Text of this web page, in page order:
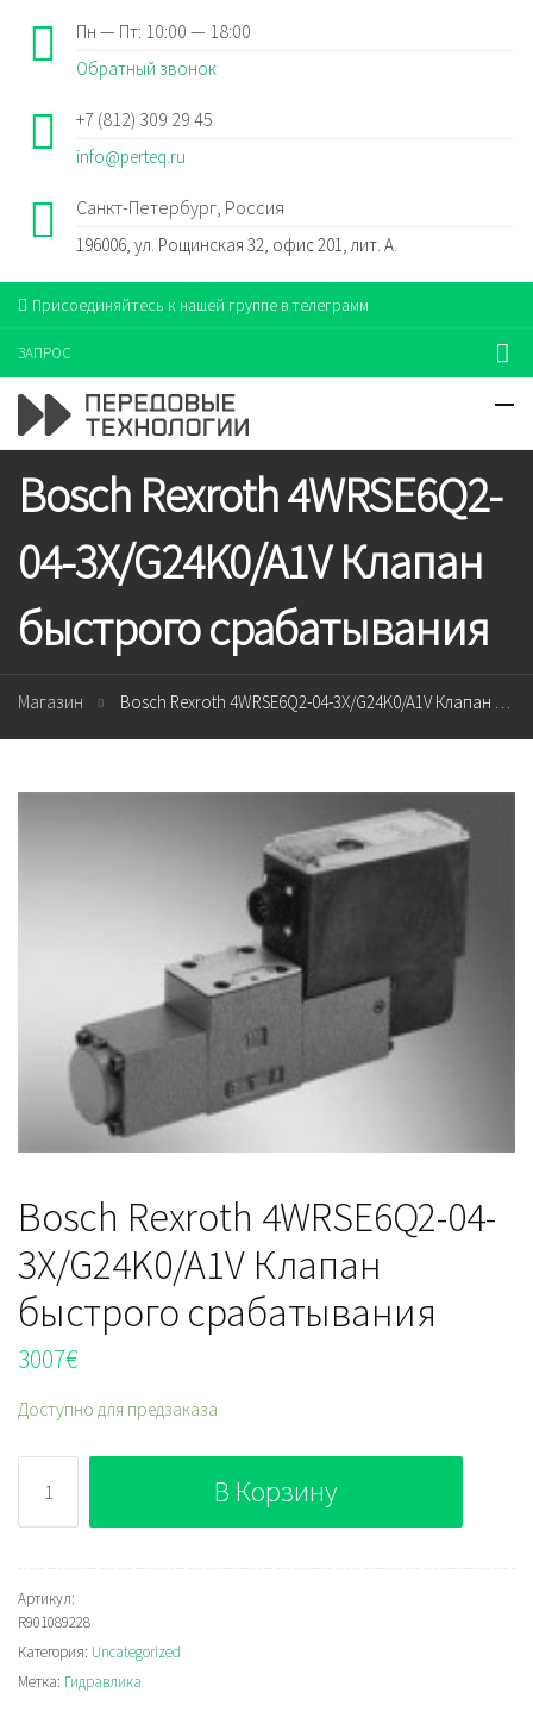
Пн — Пт: 10:00 — 18:00
Обратный звонок
+7 (812) 309 29 45
info@perteq.ru
Санкт-Петербург, Россия
196006, ул. Рощинская 32, офис 201, лит. А.
Присоединяйтесь к нашей группе в телеграмм
ЗАПРОС
Bosch Rexroth 4WRSE6Q2-
04-3X/G24K0/A1V Клапан
быстрого срабатывания
Магазин Bosch Rexroth 4WRSE6Q2-04-3X/G24K0/A1V Клапан быстрого срабатывания
Bosch Rexroth 4WRSE6Q2-04-
3X/G24K0/A1V Клапан
быстрого срабатывания
3007€
Доступно для предзаказа
Bosch
Rexroth
4WRSE6Q2-
04-
3X/G24K0/A1V
Клапан
быстрого
В Корзину
Артикул:
R901089228
Категория: Uncategorized
Метка: Гидравлика